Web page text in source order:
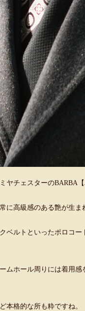
ヤチェスターのBARBA【
に高級感のある艶が生ま
ベルトといったポロコ
ムホール周りには着用
本格的な所も粋ですね。